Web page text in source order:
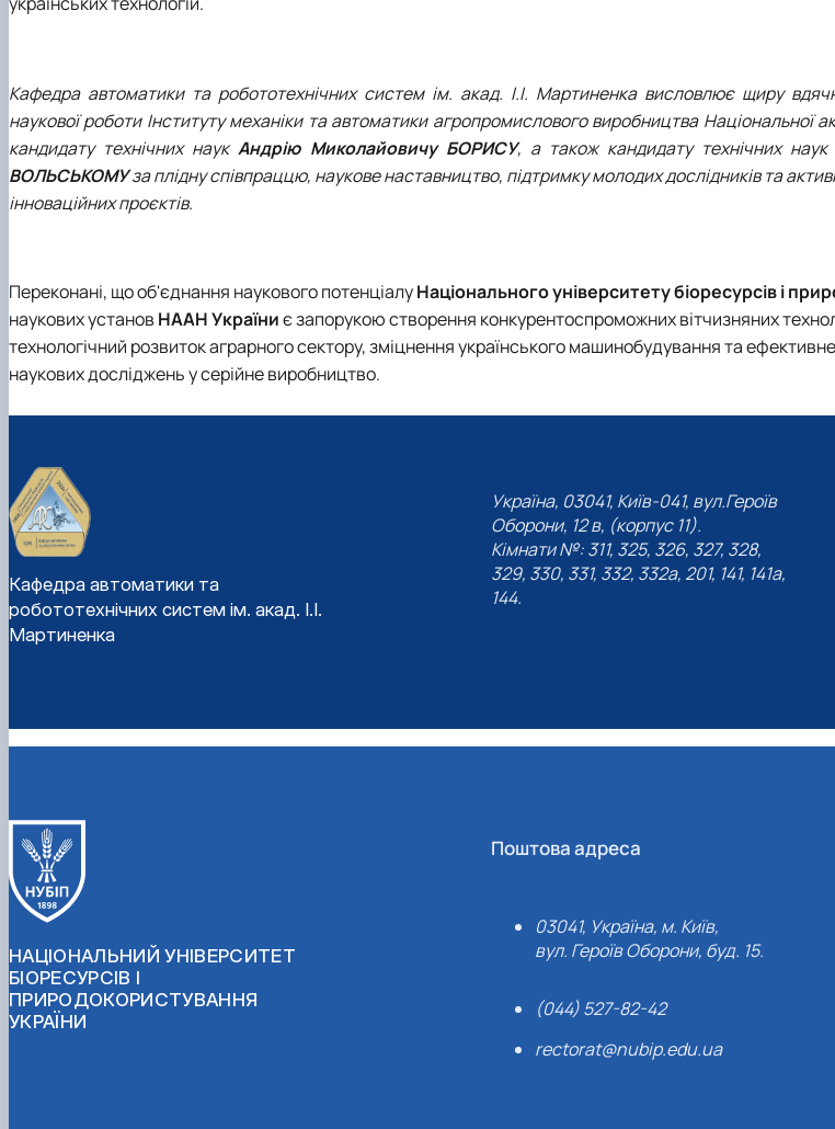
Кафедра автоматики та робототехнічних систем ім. акад. І.І. Мартиненка висловлює щиру
наукової роботи Інституту механіки та автоматики агропромислового виробництва Національної
кандидату технічних наукАндрію Миколайовичу БОРИСУ, а також кандидату технічних наук
ВОЛЬСЬКОМУза плідну співпраццю, наукове наставництво, підтримку молодих дослідників та
інноваційних проєктів.
Переконані, що об'єднання наукового потенціалуНаціонального університету біоресурсів і
наукових установ НААН Україниє запорукою створення конкурентоспроможних вітчизняних
технологічний розвиток аграрного сектору, зміцнення українського машинобудування та
наукових досліджень у серійне виробництво.
Кафедра автоматики та
робототехнічних систем ім. акад. І.І.
Мартиненка
Україна, 03041, Київ-041, вул.Героїв
Оборони, 12 в, (корпус 11).
Кімнати №: 311, 325, 326, 327, 328,
329, 330, 331, 332, 332а, 201, 141, 141а,
144.
НАЦІОНАЛЬНИЙ УНІВЕРСИТЕТ
БІОРЕСУРСІВ І
ПРИРОДОКОРИСТУВАННЯ
УКРАЇНИ
Поштова адреса
03041, Україна, м. Київ,
вул. Героїв Оборони, буд. 15.
(044) 527-82-42
rectorat@nubip.edu.ua